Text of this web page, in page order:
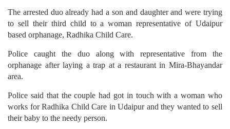
The arrested duo already had a son and daughter and were trying
to sell their third child to a woman representative of Udaipur
based orphanage, Radhika Child Care.
Police caught the duo along with representative from the
orphanage after laying a trap at a restaurant in Mira-Bhayandar
area.
Police said that the couple had got in touch with a woman who
works for Radhika Child Care in Udaipur and they wanted to sell
their baby to the needy person.